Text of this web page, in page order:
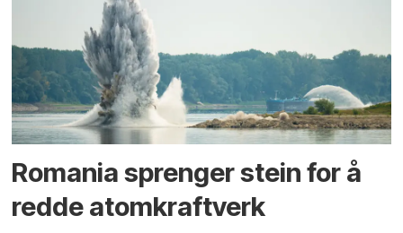
Romania sprenger stein for å
redde atomkraftverk